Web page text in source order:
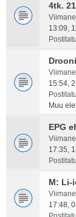
4tk.
13:09,
15:54,
Muu
EPG
17:35,
M: Li-
17:48,